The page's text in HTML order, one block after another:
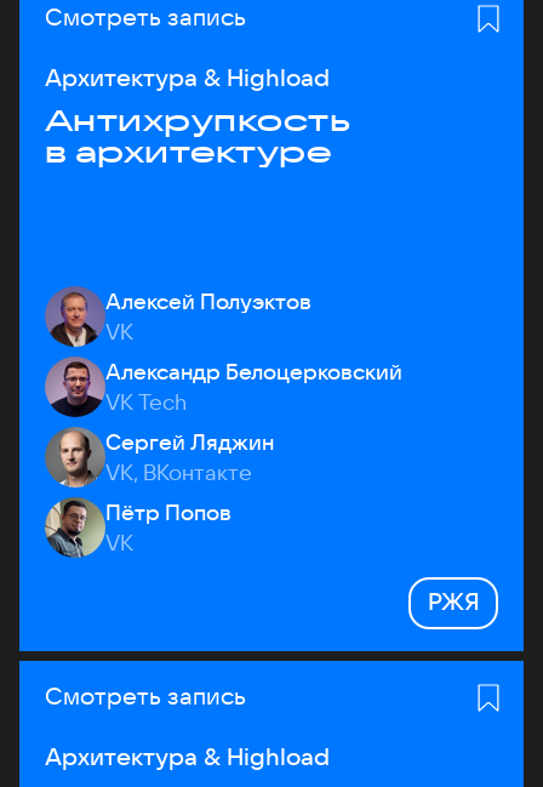
Смотреть запись
Архитектура & Highload
Антихрупкость
в архитектуре
Алексей Полуэктов
VK
Александр Белоцерковский
VK Tech
Сергей Ляджин
VK, ВКонтакте
Пётр Попов
VK
РЖЯ
Смотреть запись
Архитектура & Highload